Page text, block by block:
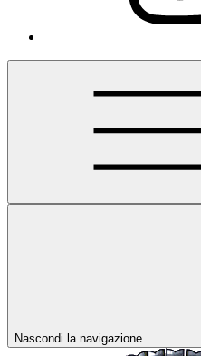
Nascondi la navigazione